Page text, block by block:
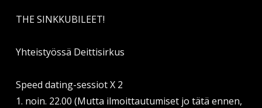
THE SINKKUBILEET!
Yhteistyössä Deittisirkus
Speed dating-sessiot X 2
1. noin. 22.00 (Mutta ilmoittautumiset jo tätä ennen,